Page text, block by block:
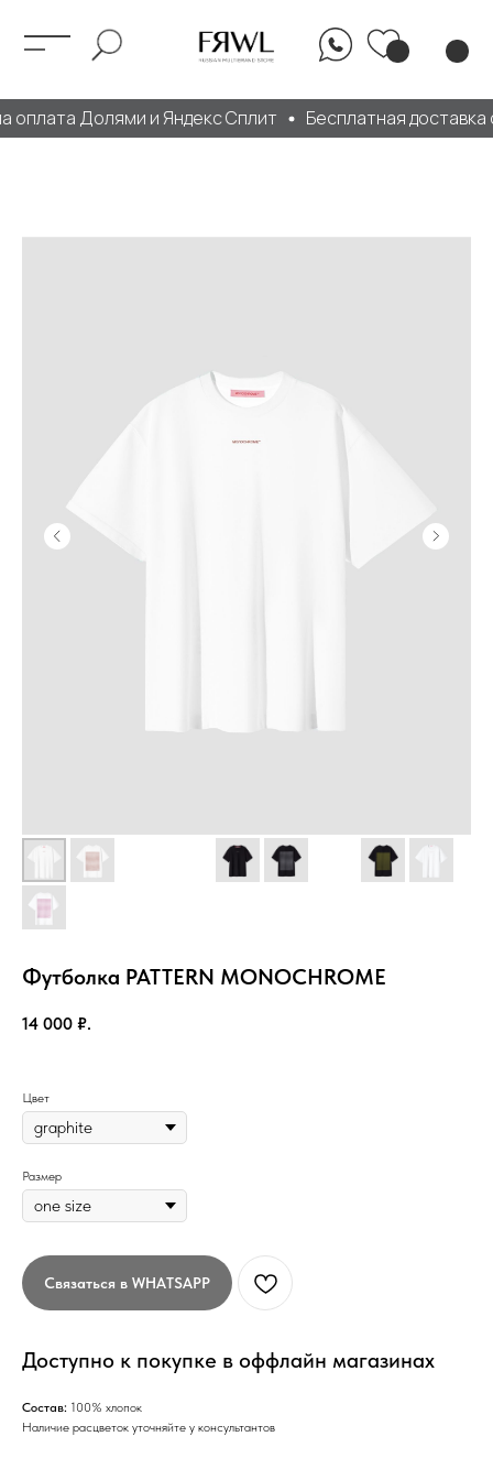
оплата Долями и Яндекс Сплит Бесплатная доставка
Футболка PATTERN MONOCHROME
14 000 ₽.
Размер
Цвет
Связаться в WHATSAPP
Доступно к покупке в оффлайн магазинах
Состав: 100% хлопок
Наличие расцветок уточняйте у консультантов